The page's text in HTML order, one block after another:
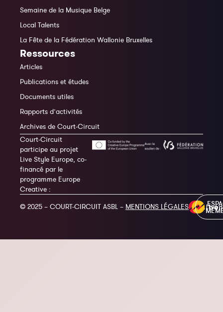
Semaine de la Musique Belge
Local Talents
La Fête de la Fédération Wallonie Bruxelles
Ressources
Articles
Publications et études
Documents utiles
Rapports d’activités
Archives de Court-Circuit
Court-Circuit
participe au projet
Live Style Europe, co-
financé par le
programme Europe
Creative :
© 2025 – COURT-CIRCUIT ASBL – MENTIONS LÉGALES